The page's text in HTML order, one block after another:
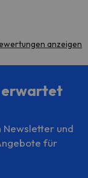
anzeigen
erwartet
Newsletter und
für